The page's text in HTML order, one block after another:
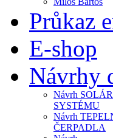
Průkaz
E-shop
Návrhy
Návrh
SYSTÉMU
Návrh
ČERPADLA